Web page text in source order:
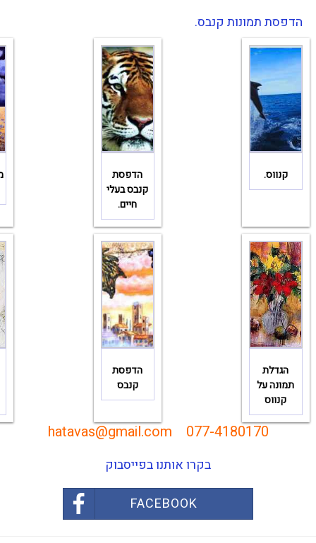
הדפסת תמונות קנבס.
קנווס.
הדפסת
קנבס בעלי
חיים.
הגדלת
תמונה על
קנווס
הדפסת
קנבס
077-4180170
hatavas@gmail.com
בקרו אותנו בפייסבוק
FACEBOOK